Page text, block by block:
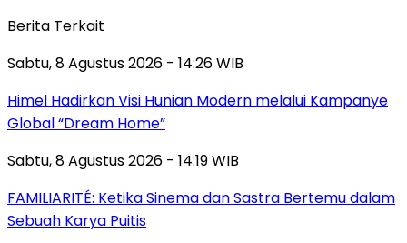
Berita Terkait
Sabtu, 8 Agustus 2026 - 14:26 WIB
Himel Hadirkan Visi Hunian Modern melalui Kampanye
Global “Dream Home”
Sabtu, 8 Agustus 2026 - 14:19 WIB
FAMILIARITÉ: Ketika Sinema dan Sastra Bertemu dalam
Sebuah Karya Puitis